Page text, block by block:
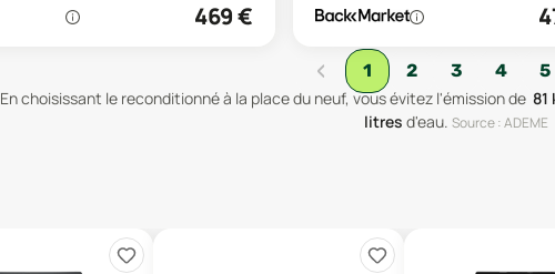
469€
‹ 1 2 3 4 5
En choisissant le reconditionné à la place du neuf, vous évitez l'émission de 81
litres d'eau. Source : ADEME